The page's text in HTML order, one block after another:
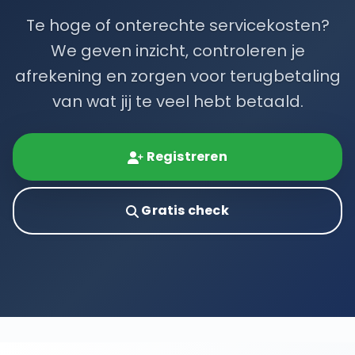
Te hoge of onterechte servicekosten?
We geven inzicht, controleren je
afrekening en zorgen voor terugbetaling
van wat jij te veel hebt betaald.
Registreren
Gratis check